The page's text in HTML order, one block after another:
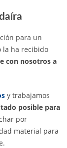
para un
la ha recibido
con nosotros a
y trabajamos
posible para
por
material para